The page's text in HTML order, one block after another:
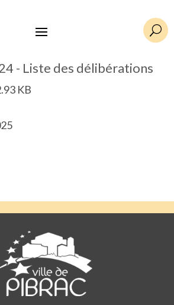
U
- Liste des délibérations
KB